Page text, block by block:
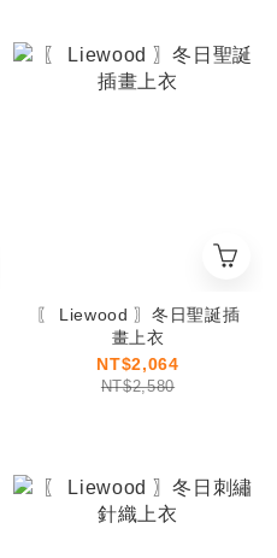
〖 Liewood 〗冬日聖誕插
畫上衣
NT$2,064
NT$2,580